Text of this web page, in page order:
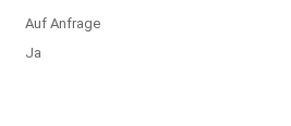
Auf Anfrage
Ja